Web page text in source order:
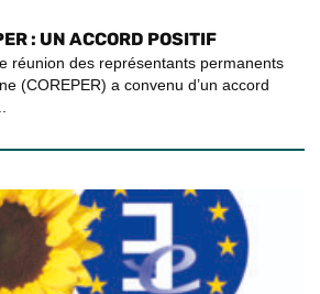
: UN ACCORD POSITIF
réunion des représentants permanents
(COREPER) a convenu d’un accord